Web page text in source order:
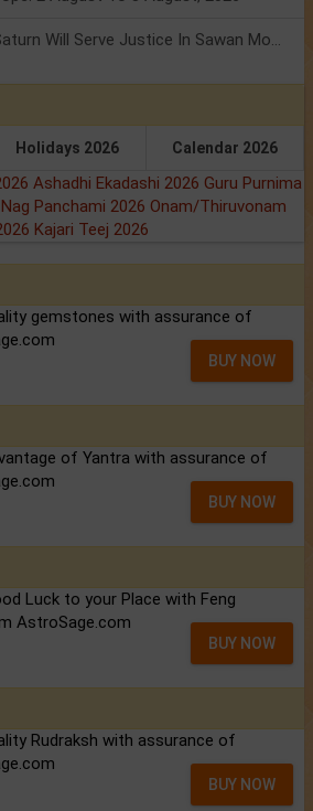
Shanivar Vrat 2026: Saturn Will Serve Justice In Sawan Month!
Holidays 2026 Calendar 2026
Ashadhi Ekadashi 2026 Guru Purnima
Nag Panchami 2026 Onam/Thiruvonam
Kajari Teej 2026
gemstones with assurance of
BUY NOW
of Yantra with assurance of
BUY NOW
Luck to your Place with Feng
AstroSage.com
BUY NOW
Rudraksh with assurance of
BUY NOW